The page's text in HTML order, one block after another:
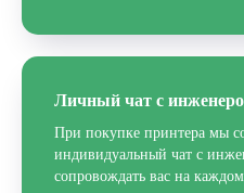
Личный чат с
При покупке принтера мы
индивидуальный чат с
сопровождать вас на
НА ПОЧТУ